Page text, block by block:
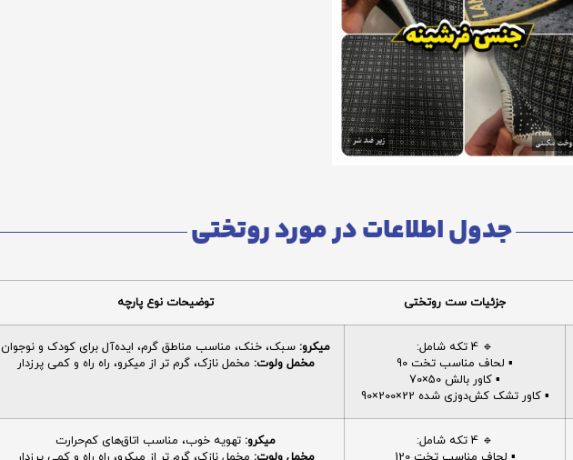
جدول اطلاعات در مورد روتختی
جزئیات ست روتختی توضیحات نوع پارچه
🔹 4 تکه شامل:
▪️ لحاف مناسب تخت 90
▪️ کاور بالش 50×70
▪️ کاور تشک کش‌دوزی شده 22×200×90
میکرو: سبک، خنک، مناسب مناطق گرم، ایده‌آل برای کودک و نوجوان
مخمل ولوت: مخمل نازک، گرم تر از میکرو، راه راه و کمی پرزدار
🔹 4 تکه شامل:
میکرو: تهویه خوب، مناسب اتاق‌های کم‌حرارت